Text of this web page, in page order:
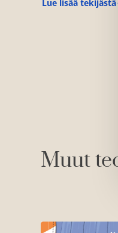
Lue lisää tekijästä
M
Muut